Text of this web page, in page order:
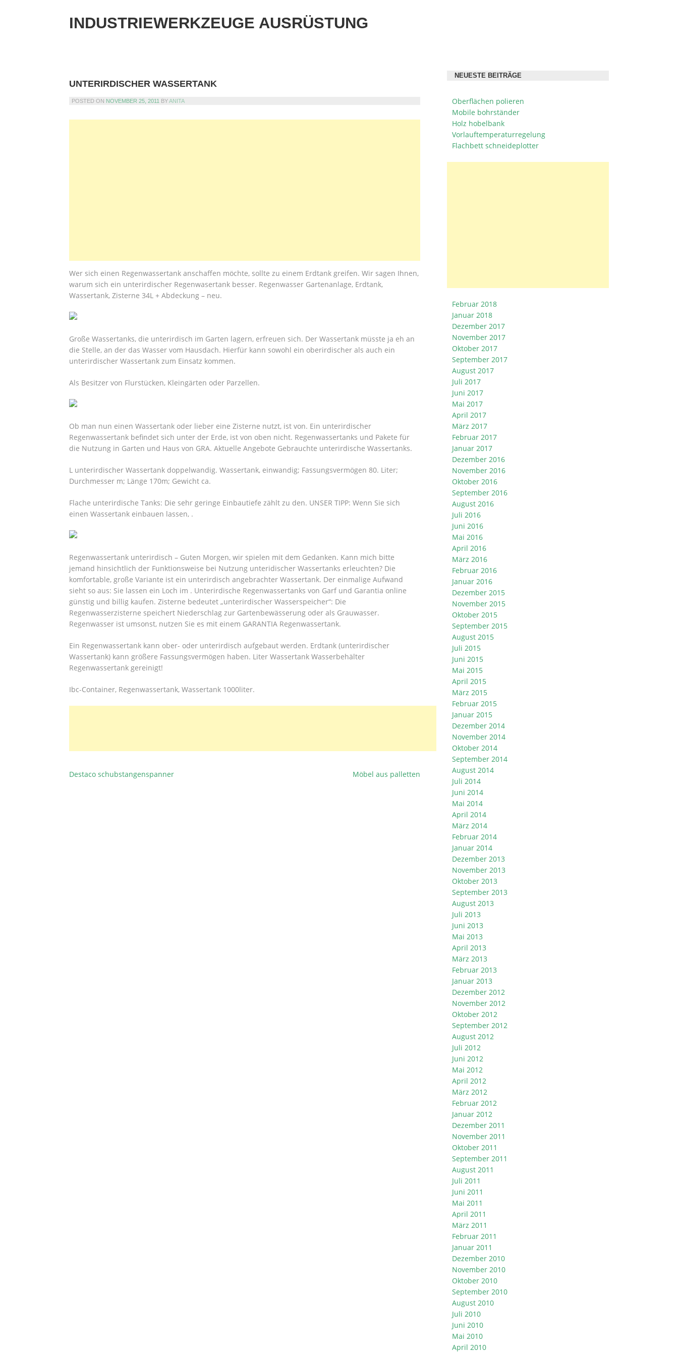
INDUSTRIEWERKZEUGE AUSRÜSTUNG
UNTERIRDISCHER WASSERTANK
POSTED ON NOVEMBER 25, 2011 BYANITA
Wer sich einen Regenwassertank anschaffen möchte, sollte zu einem Erdtank greifen. Wir sagen Ihnen,
warum sich ein unterirdischer Regenwasertank besser. Regenwasser Gartenanlage, Erdtank,
Wassertank, Zisterne 34L + Abdeckung – neu.
Große Wassertanks, die unterirdisch im Garten lagern, erfreuen sich. Der Wassertank müsste ja eh an
die Stelle, an der das Wasser vom Hausdach. Hierfür kann sowohl ein oberirdischer als auch ein
unterirdischer Wassertank zum Einsatz kommen.
Als Besitzer von Flurstücken, Kleingärten oder Parzellen.
Ob man nun einen Wassertank oder lieber eine Zisterne nutzt, ist von. Ein unterirdischer
Regenwassertank befindet sich unter der Erde, ist von oben nicht. Regenwassertanks und Pakete für
die Nutzung in Garten und Haus von GRA. Aktuelle Angebote Gebrauchte unterirdische Wassertanks.
L unterirdischer Wassertank doppelwandig. Wassertank, einwandig; Fassungsvermögen 80. Liter;
Durchmesser m; Länge 170m; Gewicht ca.
Flache unterirdische Tanks: Die sehr geringe Einbautiefe zählt zu den. UNSER TIPP: Wenn Sie sich
einen Wassertank einbauen lassen, .
Regenwassertank unterirdisch – Guten Morgen, wir spielen mit dem Gedanken. Kann mich bitte
jemand hinsichtlich der Funktionsweise bei Nutzung unteridischer Wassertanks erleuchten? Die
komfortable, große Variante ist ein unterirdisch angebrachter Wassertank. Der einmalige Aufwand
sieht so aus: Sie lassen ein Loch im . Unterirdische Regenwassertanks von Garf und Garantia online
günstig und billig kaufen. Zisterne bedeutet „unterirdischer Wasserspeicher“: Die
Regenwasserzisterne speichert Niederschlag zur Gartenbewässerung oder als Grauwasser.
Regenwasser ist umsonst, nutzen Sie es mit einem GARANTIA Regenwassertank.
Ein Regenwassertank kann ober- oder unterirdisch aufgebaut werden. Erdtank (unterirdischer
Wassertank) kann größere Fassungsvermögen haben. Liter Wassertank Wasserbehälter
Regenwassertank gereinigt!
Ibc-Container, Regenwassertank, Wassertank 1000liter.
BEITRAGSNAVIGATION
Destaco schubstangenspanner Möbel aus palletten
NEUESTE BEITRÄGE
Oberflächen polieren
Mobile bohrständer
Holz hobelbank
Vorlauftemperaturregelung
Flachbett schneideplotter
Februar 2018
Januar 2018
Dezember 2017
November 2017
Oktober 2017
September 2017
August 2017
Juli 2017
Juni 2017
Mai 2017
April 2017
März 2017
Februar 2017
Januar 2017
Dezember 2016
November 2016
Oktober 2016
September 2016
August 2016
Juli 2016
Juni 2016
Mai 2016
April 2016
März 2016
Februar 2016
Januar 2016
Dezember 2015
November 2015
Oktober 2015
September 2015
August 2015
Juli 2015
Juni 2015
Mai 2015
April 2015
März 2015
Februar 2015
Januar 2015
Dezember 2014
November 2014
Oktober 2014
September 2014
August 2014
Juli 2014
Juni 2014
Mai 2014
April 2014
März 2014
Februar 2014
Januar 2014
Dezember 2013
November 2013
Oktober 2013
September 2013
August 2013
Juli 2013
Juni 2013
Mai 2013
April 2013
März 2013
Februar 2013
Januar 2013
Dezember 2012
November 2012
Oktober 2012
September 2012
August 2012
Juli 2012
Juni 2012
Mai 2012
April 2012
März 2012
Februar 2012
Januar 2012
Dezember 2011
November 2011
Oktober 2011
September 2011
August 2011
Juli 2011
Juni 2011
Mai 2011
April 2011
März 2011
Februar 2011
Januar 2011
Dezember 2010
November 2010
Oktober 2010
September 2010
August 2010
Juli 2010
Juni 2010
Mai 2010
April 2010